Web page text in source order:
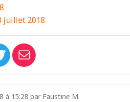
juillet 2018
à 15:28 par Faustine M.